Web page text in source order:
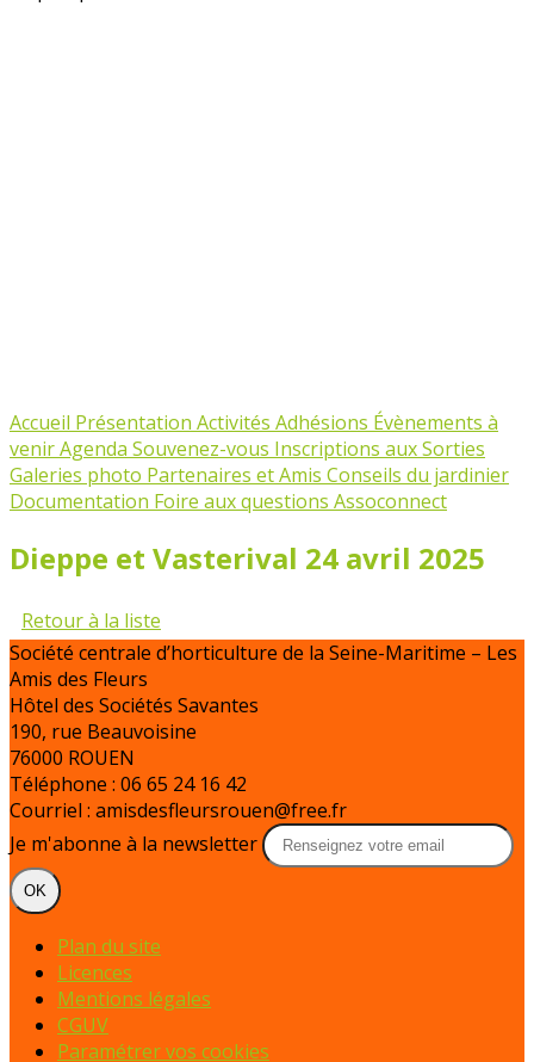
Accueil Présentation Activités Adhésions Évènements à
venirAgenda Souvenez-vous Inscriptions aux Sorties
Galeries photo Partenaires et Amis Conseils du jardinier
Documentation Foire aux questions Assoconnect
Dieppe et Vasterival 24 avril 2025
Retour à la liste
Société centrale d’horticulture de la Seine-Maritime – Les
Amis des Fleurs
Hôtel des Sociétés Savantes
190, rue Beauvoisine
76000 ROUEN
Téléphone : 06 65 24 16 42
Courriel : amisdesfleursrouen@free.fr
Je m'abonne à la newsletter
OK
Plan du site
Licences
Mentions légales
CGUV
Paramétrer vos cookies